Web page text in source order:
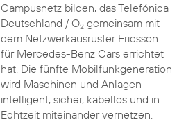
Campusnetz bilden, das Telefónica
Deutschland / O2gemeinsam mit
dem Netzwerkausrüster Ericsson
für Mercedes-Benz Cars errichtet
hat. Die fünfte Mobilfunkgeneration
wird Maschinen und Anlagen
intelligent, sicher, kabellos und in
Echtzeit miteinander vernetzen.